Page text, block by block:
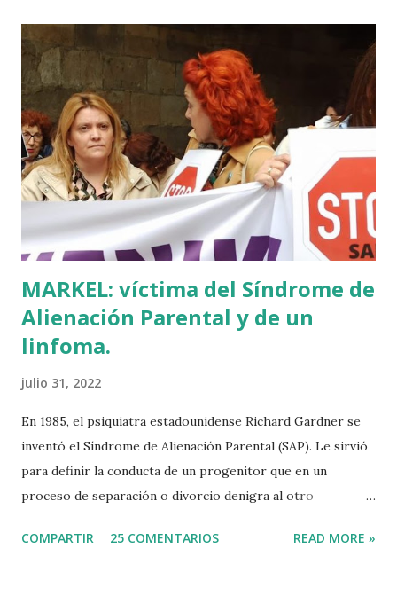
por un presunto maestro egipcio llegado desde el Nilo
para educar a los niños de la villa romana. Mi informador y
yo hacíamos risas ante la casualidad de las casualidades:
Euskadi era de nuevo pionera. Ibarretxe dormía entonces
en Ajuria Enea y no paraba de contar a tirios y troyanos que
Euskal Herria era un pueblo con 7.000 años de antigüedad.
Por fin llegaba la arqueología para confirmar sus teorías.
Tuvo que ser su consejera de Cultura y portavoz Miren
Azkarate ...
MARKEL: víctima del Síndrome de
Alienación Parental y de un
linfoma.
julio 31, 2022
En 1985, el psiquiatra estadounidense Richard Gardner se
inventó el Síndrome de Alienación Parental (SAP). Le sirvió
para definir la conducta de un progenitor que en un
proceso de separación o divorcio denigra al otro
machismo predominante hace 40 años sirvió incluso para
COMPARTIR 25 COMENTARIOS READ MORE »